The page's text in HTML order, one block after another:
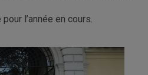
l’année en cours.